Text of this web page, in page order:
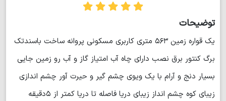
توضیحات
یک قواره زمین ۵۶۳ متری کاربری مسکونی پروانه ساخت باسندتک
برگ کنتور برق نصب دارای چاه آب امتیاز گاز و آب رو زمین جایی
بسیار دنج و آرام با یک ویوی چشم گیر و حیرت آور چشم اندازی
زیبای کوه چشم انداز زیبای دریا فاصله تا دریا کمتر از ۵دقیقه